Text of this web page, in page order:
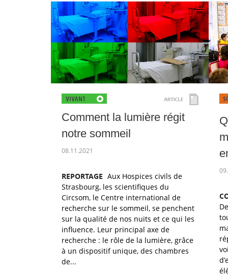
Comment la lumière régit
notre sommeil
08.11.2021
REPORTAGE Aux Hospices civils de
Strasbourg, les scientifiques du
Circsom, le Centre international de
recherche sur le sommeil, se penchent
sur la qualité de nos nuits et ce qui les
influence. Leur principal axe de
recherche : le rôle de la lumière, grâce
à un dispositif unique, des chambres
de...